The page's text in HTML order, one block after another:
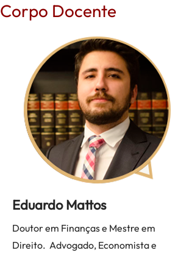
Corpo Docente
Eduardo Mattos
Doutor em Finanças e Mestre em
Direito. Advogado, Economista e